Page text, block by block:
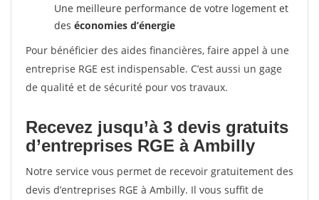
Une meilleure performance de votre logement et
des économies d’énergie
Pour bénéficier des aides financières, faire appel à une
entreprise RGE est indispensable. C’est aussi un gage
de qualité et de sécurité pour vos travaux.
Recevez jusqu’à 3 devis gratuits
d’entreprises RGE à Ambilly
Notre service vous permet de recevoir gratuitement des
devis d’entreprises RGE à Ambilly. Il vous suffit de